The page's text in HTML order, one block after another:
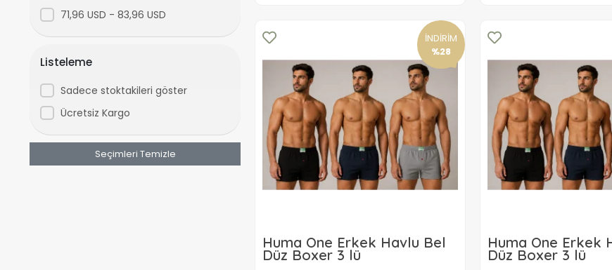
71,96 USD - 83,96 USD
Listeleme
Sadece stoktakileri göster
Ücretsiz Kargo
Seçimleri Temizle
İNDİRİM
%28
Huma One Erkek Havlu Bel
Düz Boxer 3 lü
Huma One Erkek
Düz Boxer 3 lü